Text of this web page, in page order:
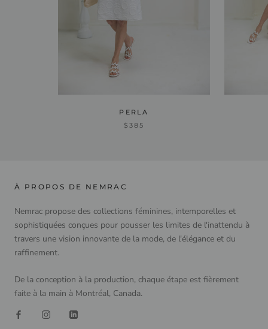
PERLA
$385
À PROPOS DE NEMRAC
Nemrac propose des collections féminines, intemporelles et
sophistiquées conçues pour pousser les limites de l'inattendu à
travers une vision innovante de la mode, de l'élégance et du
raffinement.
De la conception à la production, chaque étape est fièrement
faite à la main à Montréal, Canada.